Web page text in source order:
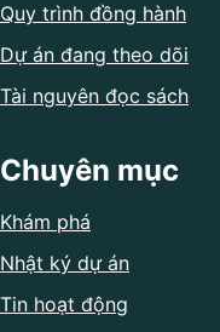
Quy trình đồng hành
Dự án đang theo dõi
Tài nguyên đọc sách
Chuyên mục
Khám phá
Nhật ký dự án
Tin hoạt động